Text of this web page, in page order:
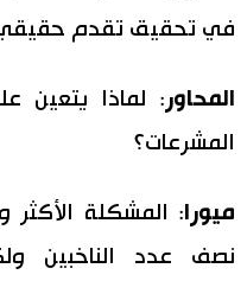
في تحقيق تقدم
المحاور: لماذا يتعين
المشرعات؟
ميورا: المشكلة